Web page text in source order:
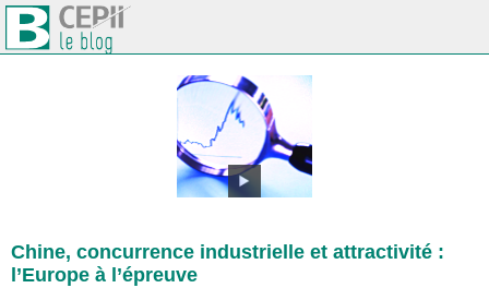
Chine, concurrence industrielle et attractivité :
l’Europe à l’épreuve